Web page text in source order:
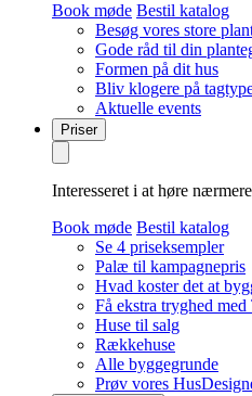
Book møde Bestil katalog
Besøg vores store
Gode råd til din
Formen på dit hus
Bliv klogere på
Aktuelle events
Priser
Interesseret i at høre
Book møde Bestil katalog
Se 4 priseksempler
Palæ til kampagnepris
Hvad koster det at
Få ekstra tryghed
Huse til salg
Rækkehuse
Alle byggegrunde
Prøv vores